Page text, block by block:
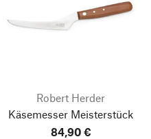
Robert Herder
Käsemesser Meisterstück
84,90 €